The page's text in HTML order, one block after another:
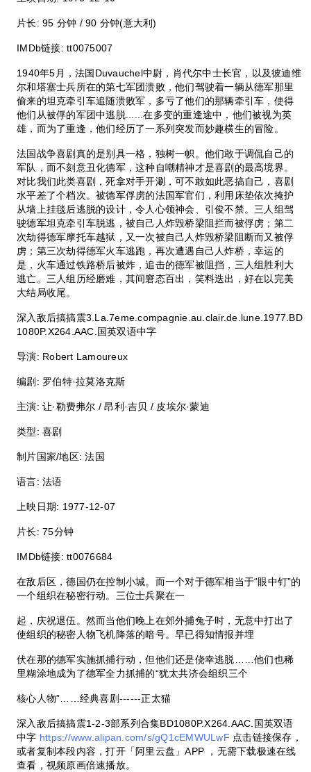
片长: 95 分钟 / 90 分钟(意大利)
IMDb链接: tt0075007
1940年5月，法国Duvauchel中尉，肖代尔中士长官，以及彼迪维
尔和塔塞士兵所在的第七军团溃败，他们驾驶着一辆从德军那里
偷来的坦克牵引车追随溃败军，多亏了他们的那辆牵引车，使得
他们从被俘的军团中逃脱......在多变的重逢途中，他们被视为英
雄，而为了重逢，他们经历了一系列突发而妙趣横生的冒险。
法国战争喜剧真的是别具一格，独树一帜。他们敢于调侃自己的
军队，而不刻意丑化德军，这种自嘲精神才是喜剧的最高境界。
对比我们此类喜剧，死拿对手开涮，可不敢如此恶搞自己，喜剧
水平差了个档次。被德军俘虏的法国军官们，利用床垫依次掩护
从墙上挂毯后逃脱的设计，令人心领神会、引俊不禁。三人组驾
驶德军坦克牵引车脱逃，被自己人炸毁桥梁阻拦而被俘虏；第二
次劫得德军摩托车越狱，又一次被自己人炸毁桥梁阻断而又被俘
虏；第三次劫得德军火车逃跑，再次遭遇自己人炸桥，幸运的
是，火车通过铁路桥后被炸，追击的德军被阻挡，三人组胜利大
逃亡。三人组历经磨难，其间窘态百出，笑料迭出，好在以完美
大结局收尾。
深入敌后搞搞震3.La.7eme.compagnie.au.clair.de.lune.1977.BD
1080P.X264.AAC.国英双语中字
导演: Robert Lamoureux
编剧: 罗伯特·拉莫洛克斯
主演: 让·勒费弗尔 / 昂利·吉贝 / 皮埃尔·蒙迪
类型: 喜剧
制片国家/地区: 法国
语言: 法语
上映日期: 1977-12-07
片长: 75分钟
IMDb链接: tt0076684
在敌后区，德国仍在控制小城。而一个对于德军相当于“眼中钉”的
一个组织在秘密行动。三位士兵聚在一
起，庆祝退伍。然而当他们晚上在郊外捕兔子时，无意中打出了
使组织的秘密人物飞机降落的暗号。早已得知情报并埋
伏在那的德军实施抓捕行动，但他们还是侥幸逃脱……他们也稀
里糊涂地成为了德军全力抓捕的“犹太共济会组织三个
核心人物”……经典喜剧------正太猫
深入敌后搞搞震1-2-3部系列合集BD1080P.X264.AAC.国英双语
中字 https://www.alipan.com/s/gQ1cEMWULwF 点击链接保存，
或者复制本段内容，打开「阿里云盘」APP ，无需下载极速在线
查看，视频原画倍速播放。